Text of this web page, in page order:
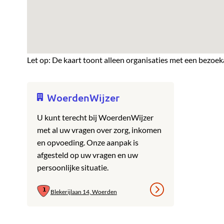
Let op: De kaart toont alleen organisaties met een
WoerdenWijzer
U kunt terecht bij WoerdenWijzer
met al uw vragen over zorg, inkomen
en opvoeding. Onze aanpak is
afgesteld op uw vragen en uw
persoonlijke situatie.
Blekerijlaan 14, Woerden